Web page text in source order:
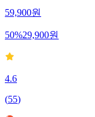
59,900원
50%29,900원
4.6
(55)